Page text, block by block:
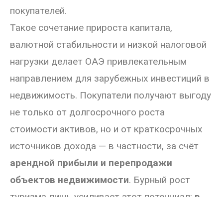
покупателей.
Такое сочетание прироста капитала,
валютной стабильности и низкой налоговой
нагрузки делает ОАЭ привлекательным
направлением для зарубежных инвестиций в
недвижимость. Покупатели получают выгоду
не только от долгосрочного роста
стоимости активов, но и от краткосрочных
источников дохода — в частности, за счёт
арендной прибыли и перепродажи
объектов недвижимости. Бурный рост